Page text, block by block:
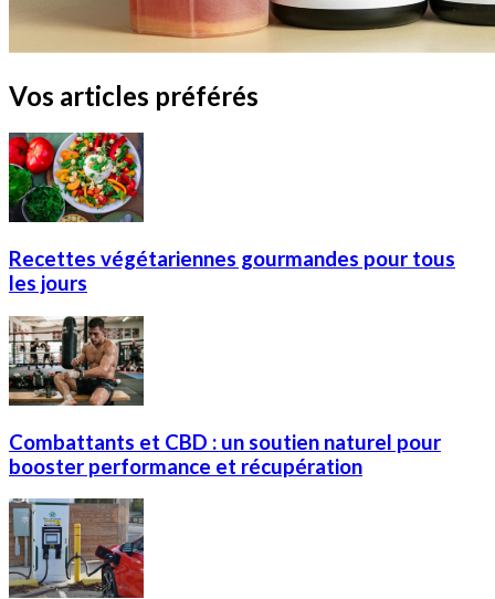
Vos articles préférés
Recettes végétariennes gourmandes pour tous
les jours
Combattants et CBD : un soutien naturel pour
booster performance et récupération